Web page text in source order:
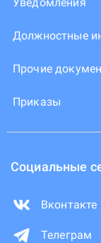
Должностные
Прочие
Приказы
Социальные
Вконтакте
Телеграм